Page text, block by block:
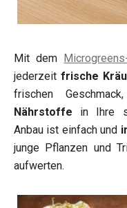
Mit dem
jederzeitfrische
frischen
Nährstoffe in Ihre
Anbau ist einfach und
junge Pflanzen und
aufwerten.